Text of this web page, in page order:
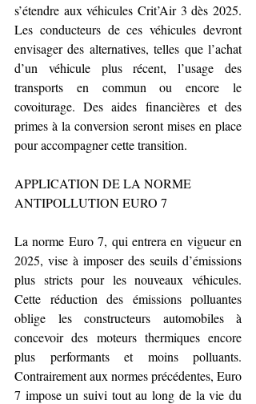
s’étendre aux véhicules Crit’Air 3 dès 2025.
Les conducteurs de ces véhicules devront
envisager des alternatives, telles que l’achat
d’un véhicule plus récent, l’usage des
transports en commun ou encore le
covoiturage. Des aides financières et des
primes à la conversion seront mises en place
pour accompagner cette transition.
APPLICATION DE LA NORME
ANTIPOLLUTION EURO 7
La norme Euro 7, qui entrera en vigueur en
2025, vise à imposer des seuils d’émissions
plus stricts pour les nouveaux véhicules.
Cette réduction des émissions polluantes
oblige les constructeurs automobiles à
concevoir des moteurs thermiques encore
plus performants et moins polluants.
Contrairement aux normes précédentes, Euro
7 impose un suivi tout au long de la vie du